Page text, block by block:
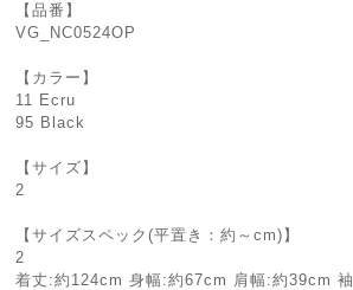
【品番】
VG_NC0524OP
【カラー】
11 Ecru
95 Black
【サイズ】
2
【サイズスペック(平置き：約～cm)】
2
着丈:約124cm 身幅:約67cm 肩幅:約39cm